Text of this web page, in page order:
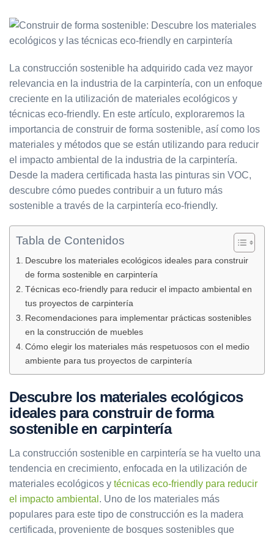
La construcción sostenible ha adquirido cada vez mayor
relevancia en la industria de la carpintería, con un enfoque
creciente en la utilización de materiales ecológicos y
técnicas eco-friendly. En este artículo, exploraremos la
importancia de construir de forma sostenible, así como los
materiales y métodos que se están utilizando para reducir
el impacto ambiental de la industria de la carpintería.
Desde la madera certificada hasta las pinturas sin VOC,
descubre cómo puedes contribuir a un futuro más
sostenible a través de la carpintería eco-friendly.
Tabla de Contenidos
Descubre los materiales ecológicos ideales para construir
de forma sostenible en carpintería
Técnicas eco-friendly para reducir el impacto ambiental en
tus proyectos de carpintería
Recomendaciones para implementar prácticas sostenibles
en la construcción de muebles
Cómo elegir los materiales más respetuosos con el medio
ambiente para tus proyectos de carpintería
Descubre los materiales ecológicos
ideales para construir de forma
sostenible en carpintería
La construcción sostenible en carpintería se ha vuelto una
tendencia en crecimiento, enfocada en la utilización de
materiales ecológicos y técnicas eco-friendly para reducir
el impacto ambiental . Uno de los materiales más
populares para este tipo de construcción es la madera
certificada, proveniente de bosques sostenibles que